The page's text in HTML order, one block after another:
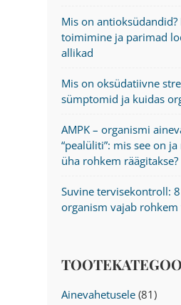
Mis on antioksüdandid?
toimimine ja parimad
allikad
Mis on oksüdatiivne
sümptomid ja kuidas
AMPK – organismi
“pealüliti”: mis see on
üha rohkem räägitakse?
Suvine tervisekontroll:
organism vajab rohkem
Ainevahetusele (81)